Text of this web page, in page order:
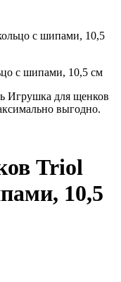
с шипами, 10,5
Игрушка для щенков
выгодно.
Triol
10,5